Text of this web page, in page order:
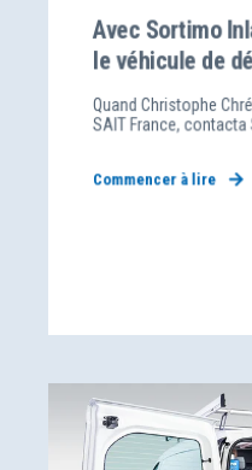
Avec Sortimo
le véhicule de
Quand Christophe
SAIT France,
Commencer à lire